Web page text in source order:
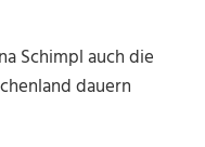
Schimpl auch die
dauern